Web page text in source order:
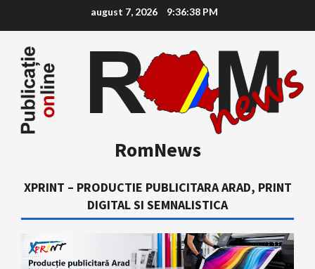
content
august 7, 2026 9:36:40 PM
RomNews
XPRINT – PRODUCTIE PUBLICITARA ARAD, PRINT
DIGITAL SI SEMNALISTICA